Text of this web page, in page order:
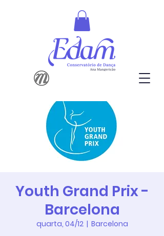
Youth Grand Prix -
Barcelona
quarta, 04/12
  |
Barcelona